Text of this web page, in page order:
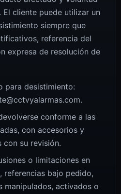
cliente puede utilizar un
siempre que
referencia del
expresa de resolución de
para desistimiento:
conforme a las
con accesorios y
su revisión.
o limitaciones en
referencias bajo pedido,
manipulados, activados o